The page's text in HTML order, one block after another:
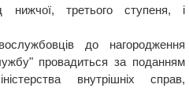
нижчої, третього ступеня, і
до нагородження
провадиться за поданням
внутрішніх справ,